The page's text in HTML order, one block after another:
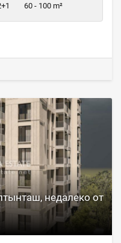
60 - 100 m²
недалеко от